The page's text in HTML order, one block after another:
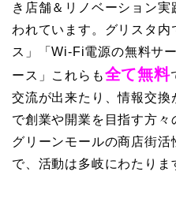
き店舗＆リノベーション
われています。グリスタ
ス」「Wi-Fi電源の無料サ
ース」これらも全て無料
交流が出来たり、情報交換
で創業や開業を目指す方々
グリーンモールの商店街活
で、活動は多岐にわたりま